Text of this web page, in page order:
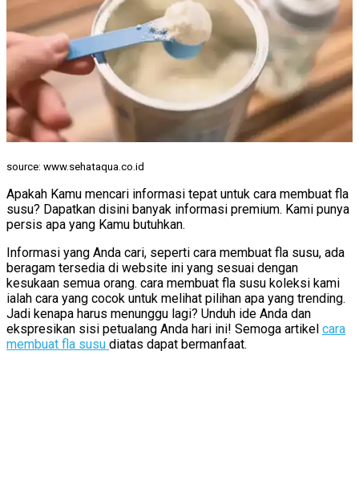
source: www.sehataqua.co.id
Apakah Kamu mencari informasi tepat untuk cara membuat fla
susu? Dapatkan disini banyak informasi premium. Kami punya
persis apa yang Kamu butuhkan.
Informasi yang Anda cari, seperti cara membuat fla susu, ada
beragam tersedia di website ini yang sesuai dengan
kesukaan semua orang. cara membuat fla susu koleksi kami
ialah cara yang cocok untuk melihat pilihan apa yang trending.
Jadi kenapa harus menunggu lagi? Unduh ide Anda dan
ekspresikan sisi petualang Anda hari ini! Semoga artikel cara
membuat fla susu diatas dapat bermanfaat.